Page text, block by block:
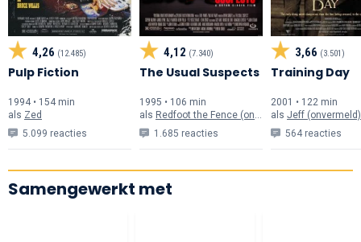
4,26 (12.485)
Pulp Fiction
1994 • 154 min
als Zed
5.099 reacties
4,12 (7.340)
The Usual Suspects
1995 • 106 min
als Redfoot the Fence (onvermeld)
1.685 reacties
3,66 (3.501)
Training Day
2001 • 122 min
als Jeff (onvermeld)
564 reacties
Samengewerkt met